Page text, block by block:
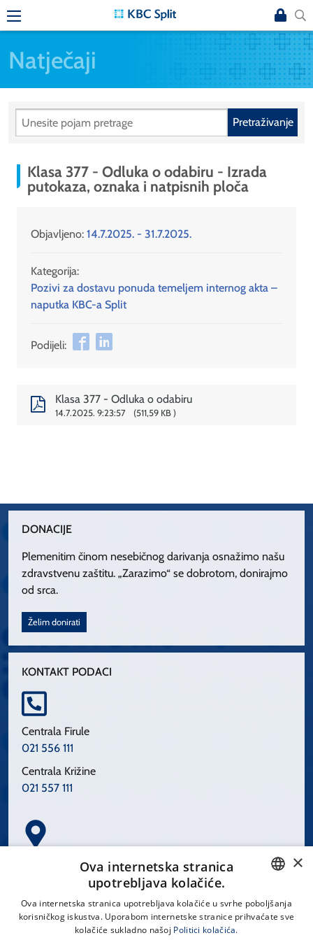
Natječaji
Pretraživanje
Klasa 377 - Odluka o odabiru - Izrada
putokaza, oznaka i natpisnih ploča
Objavljeno: 14.7.2025. - 31.7.2025.
Kategorija:
Pozivi za dostavu ponuda temeljem internog akta –
naputka KBC-a Split
Podijeli:
Klasa 377 - Odluka o odabiru
14.7.2025. 9:23:57 511,59 KB
DONACIJE
Plemenitim činom nesebičnog darivanja osnažimo našu
zdravstvenu zaštitu. „Zarazimo“ se dobrotom, donirajmo
od srca.
Želim donirati
KONTAKT PODACI
Centrala Firule
021 556 111
Centrala Križine
021 557 111
Spinčićeva 1, 21000 Split
CROATIAN
×
Ova internetska stranica
upotrebljava kolačiće.
Ova internetska stranica upotrebljava kolačiće u svrhe poboljšanja
korisničkog iskustva. Uporabom internetske stranice prihvaćate sve
kolačiće sukladno našoj Politici kolačića.